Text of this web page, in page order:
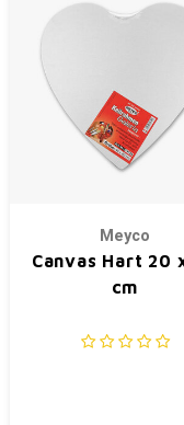
Meyco
Canvas Hart 20
cm